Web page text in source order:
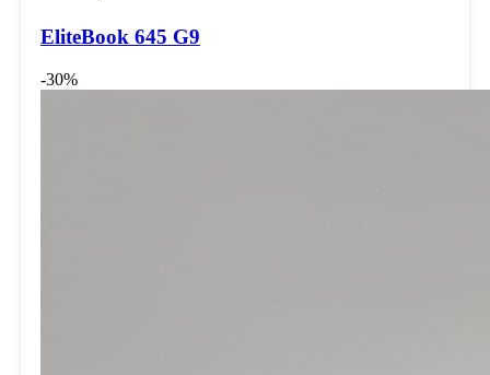
EliteBook 645 G9
-30%